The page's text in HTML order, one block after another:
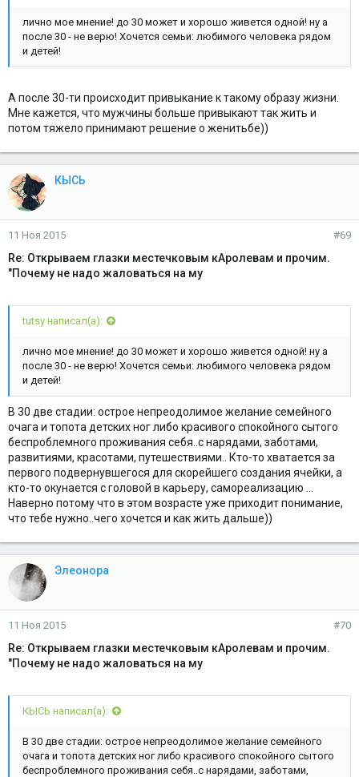
лично мое мнение! до 30 может и хорошо живется одной! ну а
после 30 - не верю! Хочется семьи: любимого человека рядом
и детей!
А после 30-ти происходит привыкание к такому образу жизни.
Мне кажется, что мужчины больше привыкают так жить и
потом тяжело принимают решение о женитьбе))
КЫСЬ
11 Ноя 2015 #69
Re: Открываем глазки местечковым кАролевам и прочим.
"Почему не надо жаловаться на му
tutsy написал(а):
лично мое мнение! до 30 может и хорошо живется одной! ну а
после 30 - не верю! Хочется семьи: любимого человека рядом
и детей!
В 30 две стадии: острое непреодолимое желание семейного
очага и топота детских ног либо красивого спокойного сытого
беспроблемного проживания себя..с нарядами, заботами,
развитиями, красотами, путешествиями.. Кто-то хватается за
первого подвернувшегося для скорейшего создания ячейки, а
кто-то окунается с головой в карьеру, самореализацию ...
Наверно потому что в этом возрасте уже приходит понимание,
что тебе нужно..чего хочется и как жить дальше))
Элеонора
11 Ноя 2015 #70
Re: Открываем глазки местечковым кАролевам и прочим.
"Почему не надо жаловаться на му
КЫСЬ написал(а):
В 30 две стадии: острое непреодолимое желание семейного
очага и топота детских ног либо красивого спокойного сытого
беспроблемного проживания себя..с нарядами, заботами,